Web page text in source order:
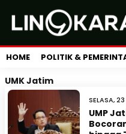
HOME POLITIK &
UMK Jatim
SELASA,
UMP